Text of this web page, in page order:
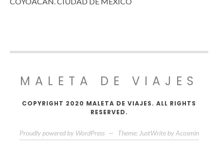
MALETA DE VIAJES
COPYRIGHT 2020 MALETA DE VIAJES. ALL RIGHTS
RESERVED.
Proudly powered by WordPress — Theme: JustWrite by Acosmin